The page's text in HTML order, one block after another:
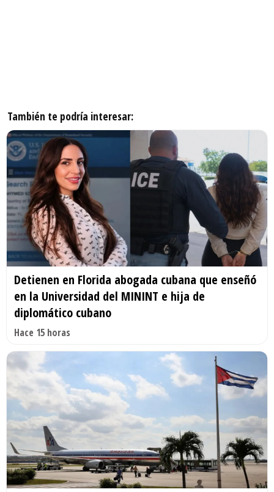
También te podría interesar:
Detienen en Florida abogada cubana que enseñó
en la Universidad del MININT e hija de
diplomático cubano
Hace 15 horas